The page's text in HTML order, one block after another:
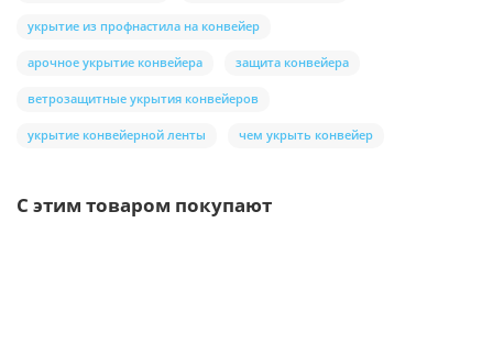
укрытие из профнастила на конвейер
арочное укрытие конвейера защита конвейера
ветрозащитные укрытия конвейеров
укрытие конвейерной ленты чем укрыть конвейер
С этим товаром покупают